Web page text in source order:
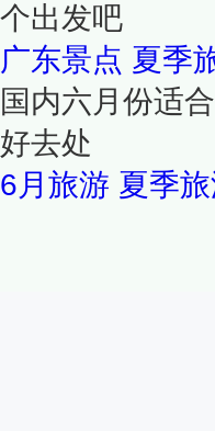
个出发吧
广东景点 夏季
国内六月份适
好去处
6月旅游 夏季